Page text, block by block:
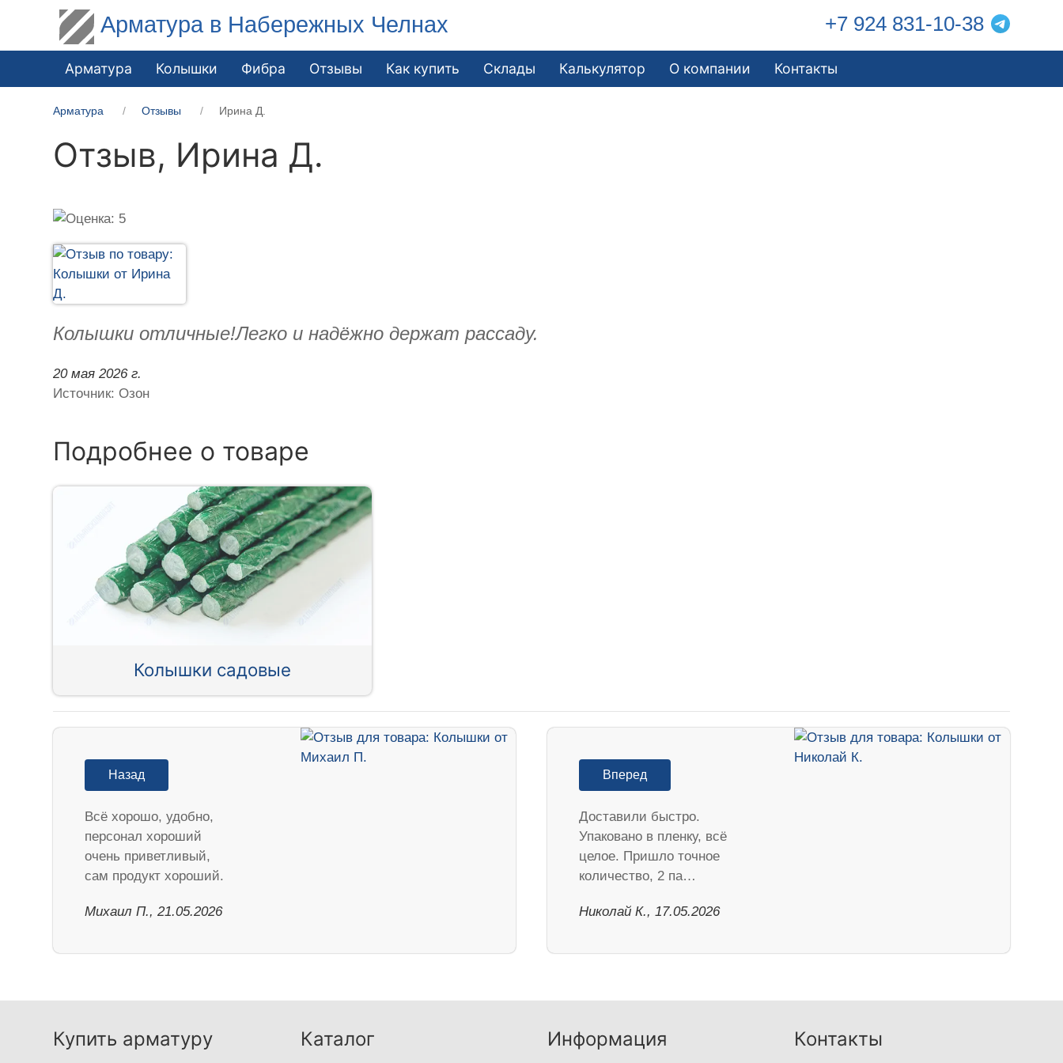
Арматура в Набережных Челнах +7 924 831-10-38
Арматура Колышки Фибра Отзывы Как купить Склады Калькулятор О компании Контакты
Арматура Отзывы Ирина Д.
Отзыв, Ирина Д.
Колышки отличные!Легко и надёжно держат рассаду.
20 мая 2026 г.
Источник: Озон
Подробнее о товаре
Колышки садовые
Назад
Всё хорошо, удобно,
персонал хороший
очень приветливый,
сам продукт хороший.
Михаил П., 21.05.2026
Вперед
Доставили быстро.
Упаковано в пленку, всё
целое. Пришло точное
количество, 2 па…
Николай К., 17.05.2026
Купить арматуру Каталог Информация Контакты